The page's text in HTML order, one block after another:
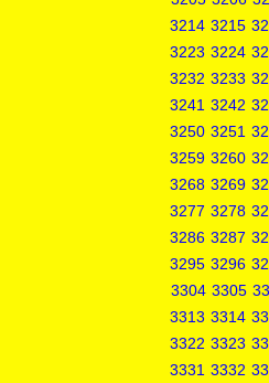
3214 3215
3223 3224
3232 3233
3241 3242
3250 3251
3259 3260
3268 3269
3277 3278
3286 3287
3295 3296
3304 3305
3313 3314
3322 3323
3331 3332